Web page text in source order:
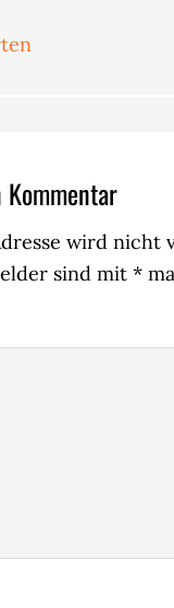
wird nicht
sind mit*